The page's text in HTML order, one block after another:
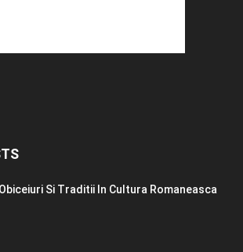
Obiceiuri Si Traditii In Cultura Romaneasca